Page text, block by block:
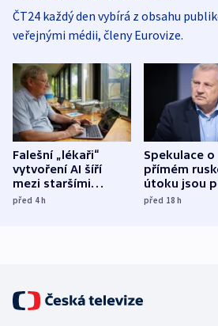
ČT24 každý den vybírá z obsahu
veřejnými médii, členy Eurovize.
Falešní „lékaři“
vytvoření AI šíří
mezi staršími
Poláky nebezpečné
před 4h
Spekulace o
přímém
útoku jsou
míní estonský
před 18h